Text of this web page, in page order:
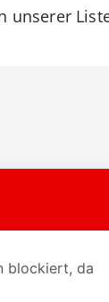
unserer